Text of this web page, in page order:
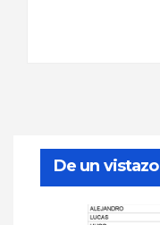
De un vistazo